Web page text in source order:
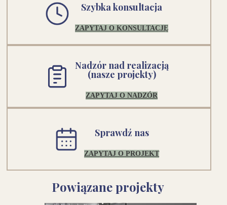
Szybka konsultacja
ZAPYTAJ O KONSULTACJĘ
Nadzór nad realizacją
(nasze projekty)
ZAPYTAJ O NADZÓR
Sprawdź nas
ZAPYTAJ O PROJEKT
Powiązane projekty